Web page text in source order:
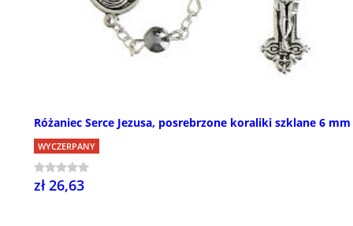
Różaniec Serce Jezusa, posrebrzone koraliki szklane 6 mm
WYCZERPANY
zł 26,63